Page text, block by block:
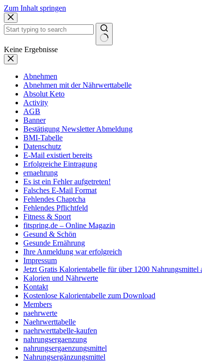
Zum Inhalt springen
Keine Ergebnisse
Abnehmen
Abnehmen mit der Nährwerttabelle
Absolut Keto
Activity
AGB
Banner
Bestätigung Newsletter Abmeldung
BMI-Tabelle
Datenschutz
E-Mail existiert bereits
Erfolgreiche Eintragung
ernaehrung
Es ist ein Fehler aufgetreten!
Falsches E-Mail Format
Fehlendes Chaptcha
Fehlendes Pflichtfeld
Fitness & Sport
fitspring.de – Online Magazin
Gesund & Schön
Gesunde Ernährung
Ihre Anmeldung war erfolgreich
Impressum
Jetzt Gratis Kalorientabelle für über 1200 Nahrungsmittel
Kalorien und Nährwerte
Kontakt
Kostenlose Kalorientabelle zum Download
Members
naehrwerte
Naehrwerttabelle
naehrwerttabelle-kaufen
nahrungsergaenzung
nahrungsergaenzungsmittel
Nahrungsergänzungsmittel